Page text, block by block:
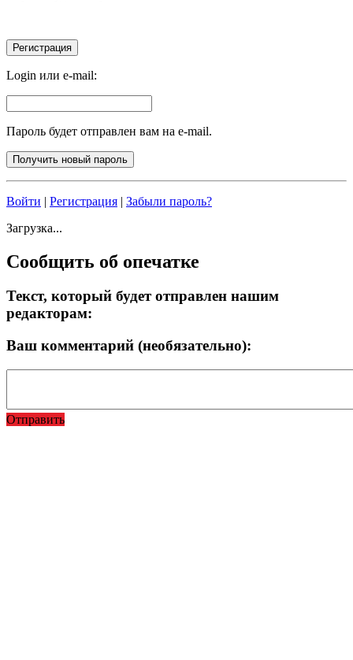
Login или e-mail:
Пароль будет отправлен вам на e-mail.
Войти | Регистрация | Забыли пароль?
Загрузка...
Сообщить об опечатке
Текст, который будет отправлен нашим
редакторам:
Ваш комментарий (необязательно):
Отправить